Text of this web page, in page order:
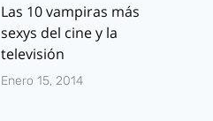
Las 10 vampiras más
sexys del cine y la
televisión
Enero 15, 2014